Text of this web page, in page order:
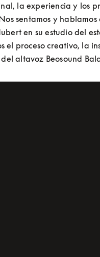
la experiencia y los
sentamos y
en su estudio del
el proceso creativo, la
altavoz Beosound